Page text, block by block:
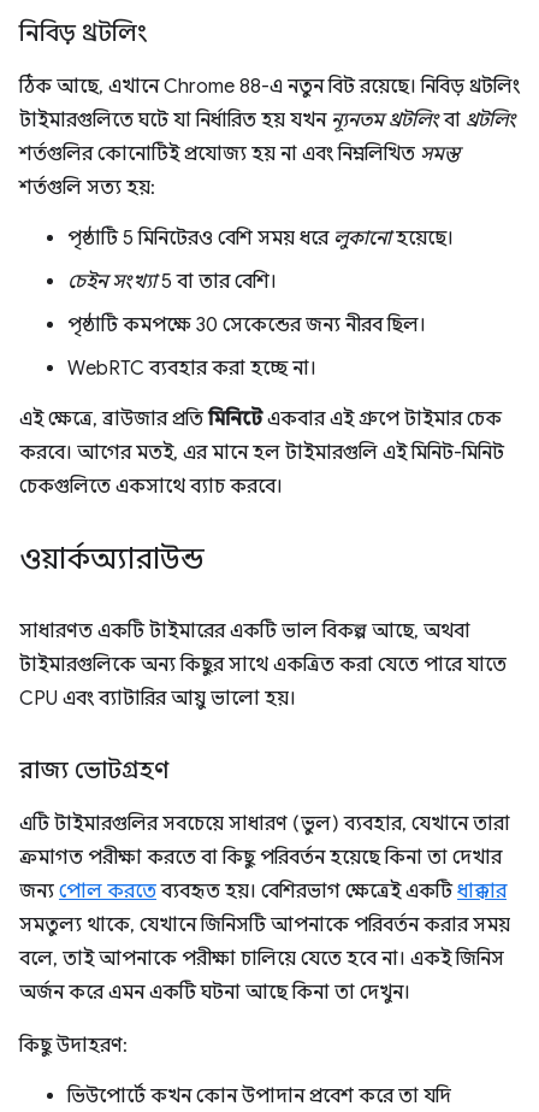
নিবিড় থ্রটলিং
ঠিক আছে, এখানে Chrome 88-এ নতুন বিট রয়েছে। নিবিড় থ্রটলিং
টাইমারগুলিতে ঘটে যা নির্ধারিত হয় যখন ন্যূনতম থ্রটলিংবা থ্রটলিং
শর্তগুলির কোনোটিই প্রযোজ্য হয় না এবং নিম্নলিখিত সমস্ত
শর্তগুলি সত্য হয়:
পৃষ্ঠাটি 5 মিনিটেরও বেশি সময় ধরে লুকানোহয়েছে।
চেইন সংখ্যা5 বা তার বেশি।
পৃষ্ঠাটি কমপক্ষে 30 সেকেন্ডের জন্য নীরব ছিল।
WebRTC ব্যবহার করা হচ্ছে না।
এই ক্ষেত্রে, ব্রাউজার প্রতিমিনিটেএকবার এই গ্রুপে টাইমার চেক
করবে। আগের মতই, এর মানে হল টাইমারগুলি এই মিনিট-মিনিট
চেকগুলিতে একসাথে ব্যাচ করবে।
ওয়ার্কঅ্যারাউন্ড
সাধারণত একটি টাইমারের একটি ভাল বিকল্প আছে, অথবা
টাইমারগুলিকে অন্য কিছুর সাথে একত্রিত করা যেতে পারে যাতে
CPU এবং ব্যাটারির আয়ু ভালো হয়।
রাজ্য ভোটগ্রহণ
এটি টাইমারগুলির সবচেয়ে সাধারণ (ভুল) ব্যবহার, যেখানে তারা
ক্রমাগত পরীক্ষা করতে বা কিছু পরিবর্তন হয়েছে কিনা তা দেখার
জন্য পোল করতেব্যবহৃত হয়। বেশিরভাগ ক্ষেত্রেই একটিধাক্কার
সমতুল্য থাকে, যেখানে জিনিসটি আপনাকে পরিবর্তন করার সময়
বলে, তাই আপনাকে পরীক্ষা চালিয়ে যেতে হবে না। একই জিনিস
অর্জন করে এমন একটি ঘটনা আছে কিনা তা দেখুন।
কিছু উদাহরণ:
ভিউপোর্টে কখন কোন উপাদান প্রবেশ করে তা যদি